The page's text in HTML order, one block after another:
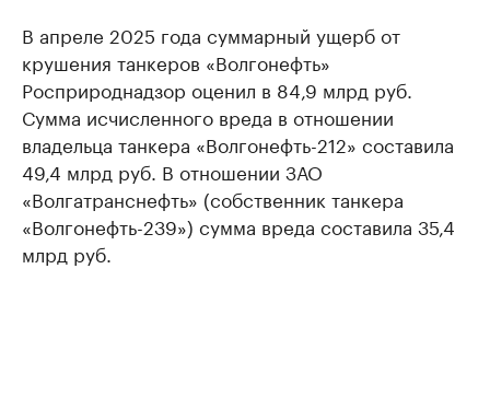
В апреле 2025 года суммарный ущерб от
крушения танкеров «Волгонефть»
Росприроднадзор оценил в 84,9 млрд руб.
Сумма исчисленного вреда в отношении
владельца танкера «Волгонефть-212» составила
49,4 млрд руб. В отношении ЗАО
«Волгатранснефть» (собственник танкера
«Волгонефть-239») сумма вреда составила 35,4
млрд руб.